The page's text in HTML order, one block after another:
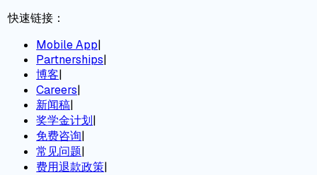
快速链接：
Mobile App|
Partnerships|
博客|
Careers|
新闻稿|
奖学金计划|
免费咨询|
常见问题|
费用退款政策|